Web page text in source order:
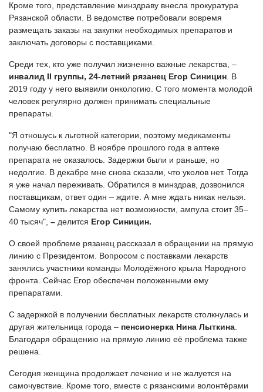
Кроме того, представление минздраву внесла прокуратура
Рязанской области. В ведомстве потребовали вовремя
размещать заказы на закупки необходимых препаратов и
заключать договоры с поставщиками.
Среди тех, кто уже получил жизненно важные лекарства, –
инвалид II группы, 24-летний рязанец Егор Синицин . В
2019 году у него выявили онкологию. С того момента молодой
человек регулярно должен принимать специальные
препараты.
"Я отношусь к льготной категории, поэтому медикаменты
получаю бесплатно. В ноябре прошлого года в аптеке
препарата не оказалось. Задержки были и раньше, но
недолгие. В декабре мне снова сказали, что уколов нет. Тогда
я уже начал переживать. Обратился в минздрав, дозвонился
поставщикам, ответ один – ждите. А мне ждать никак нельзя.
Самому купить лекарства нет возможности, ампула стоит 35–
40 тысяч", – делится Егор Синицин.
О своей проблеме рязанец рассказал в обращении на прямую
линию с Президентом. Вопросом с поставками лекарств
занялись участники команды Молодёжного крыла Народного
фронта. Сейчас Егор обеспечен положенными ему
препаратами.
С задержкой в получении бесплатных лекарств столкнулась и
другая жительница города – пенсионерка Нина Лыткина
Благодаря обращению на прямую линию её проблема также
решена.
Сегодня женщина продолжает лечение и не жалуется на
самочувствие. Кроме того, вместе с рязанскими волонтёрами